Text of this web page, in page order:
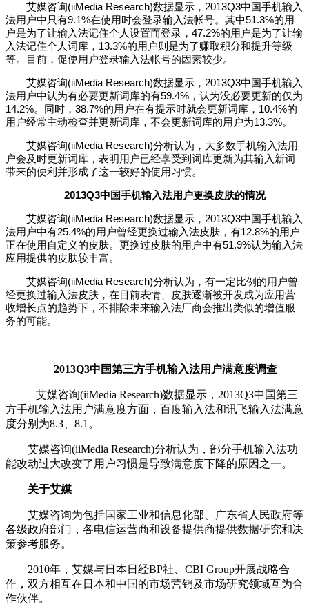
艾媒咨询(iiMedia Research)数据显示，2013Q3中国手机输入
法用户中只有9.1%在使用时会登录输入法帐号。其中51.3%的用
户是为了让输入法记住个人设置而登录，47.2%的用户是为了让输
入法记住个人词库，13.3%的用户则是为了赚取积分和提升等级
等。目前，促使用户登录输入法帐号的因素较少。
艾媒咨询(iiMedia Research)数据显示，2013Q3中国手机输入
法用户中认为有必要更新词库的有59.4%，认为没必要更新的仅为
14.2%。同时，38.7%的用户在有提示时就会更新词库，10.4%的
用户经常主动检查并更新词库，不会更新词库的用户为13.3%。
艾媒咨询(iiMedia Research)分析认为，大多数手机输入法用
户会及时更新词库，表明用户已经享受到词库更新为其输入新词
带来的便利并形成了这一较好的使用习惯。
2013Q3中国手机输入法用户更换皮肤的情况
艾媒咨询(iiMedia Research)数据显示，2013Q3中国手机输入
法用户中有25.4%的用户曾经更换过输入法皮肤，有12.8%的用户
正在使用自定义的皮肤。更换过皮肤的用户中有51.9%认为输入法
应用提供的皮肤较丰富。
艾媒咨询(iiMedia Research)分析认为，有一定比例的用户曾
经更换过输入法皮肤，在目前表情、皮肤逐渐被开发成为应用营
收增长点的趋势下，不排除未来输入法厂商会推出类似的增值服
务的可能。
2013Q3中国第三方手机输入法用户满意度调查
艾媒咨询(iiMedia Research)数据显示，2013Q3中国第三
方手机输入法用户满意度方面，百度输入法和讯飞输入法满意
度分别为8.3、8.1。
艾媒咨询(iiMedia Research)分析认为，部分手机输入法功
能改动过大改变了用户习惯是导致满意度下降的原因之一。
关于艾媒
艾媒咨询为包括国家工业和信息化部、广东省人民政府等
各级政府部门，各电信运营商和设备提供商提供数据研究和决
策参考服务。
2010年，艾媒与日本日经BP社、CBI Group开展战略合
作，双方相互在日本和中国的市场营销及市场研究领域互为合
作伙伴。